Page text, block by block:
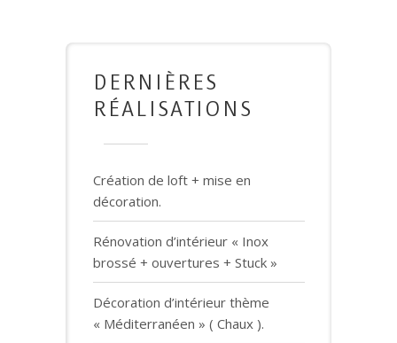
DERNIÈRES
RÉALISATIONS
Création de loft + mise en
décoration.
Rénovation d’intérieur « Inox
brossé + ouvertures + Stuck »
Décoration d’intérieur thème
« Méditerranéen » ( Chaux ).